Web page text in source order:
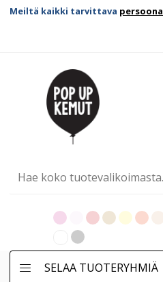
Meiltä kaikki tarvittava
SELAA TUOTERYHMIÄ